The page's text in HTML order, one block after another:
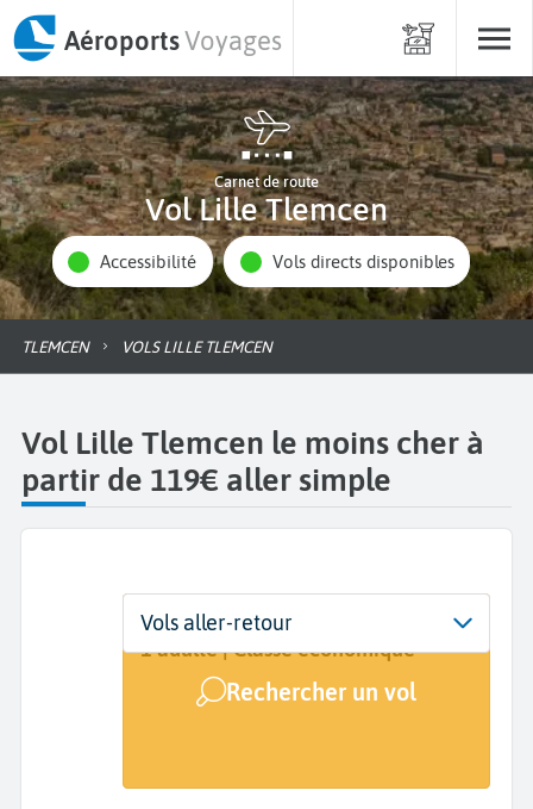
AéroportsVoyages
Carnet de route
Vol Lille Tlemcen
Accessibilité Vols directs disponibles
TLEMCEN VOLS LILLE TLEMCEN
Vol Lille Tlemcen le moins cher à
partir de 119€ aller simple
Départ
Lille (LIL)
Dates
17 sept. - 22 oct.
Voyageurs | Classe
1 adulte | Classe économique
Rechercher un vol
Vols aller-retour